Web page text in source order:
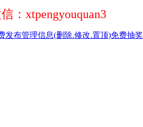
：xtpengyouquan3
发布管理信息(删除.修改.置顶)免费抽奖